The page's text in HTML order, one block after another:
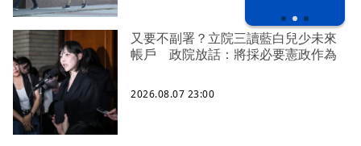
又要不副署？立院三讀藍白兒少未來
帳戶 政院放話：將採必要憲政作為
2026.08.07 23:00